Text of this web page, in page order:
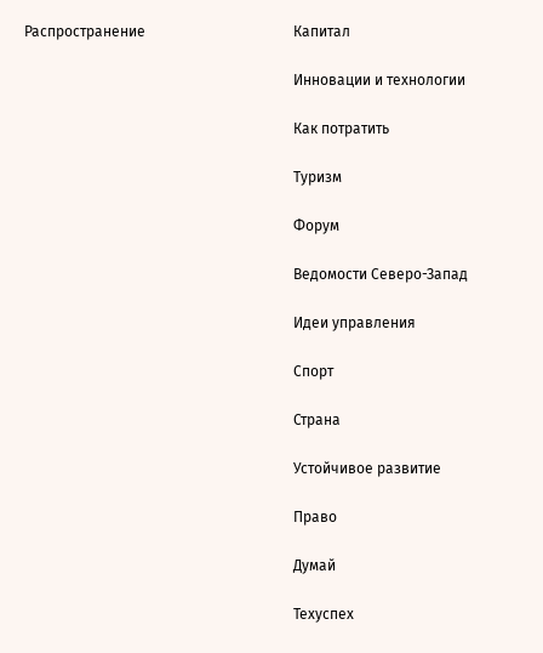
Распространение Капитал
Инновации и технологии
Как потратить
Туризм
Форум
Ведомости Северо-Запад
Идеи управления
Спорт
Страна
Устойчивое развитие
Право
Думай
Техуспех